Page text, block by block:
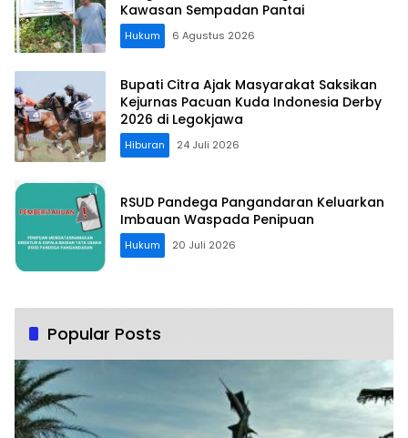
Kawasan Sempadan Pantai
Hukum 6 Agustus 2026
Bupati Citra Ajak Masyarakat Saksikan
Kejurnas Pacuan Kuda Indonesia Derby
2026 di Legokjawa
Hiburan 24 Juli 2026
RSUD Pandega Pangandaran Keluarkan
Imbauan Waspada Penipuan
Hukum 20 Juli 2026
Popular Posts